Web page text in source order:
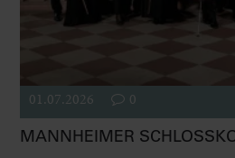
01.07.2026 0
MANNHEIMER